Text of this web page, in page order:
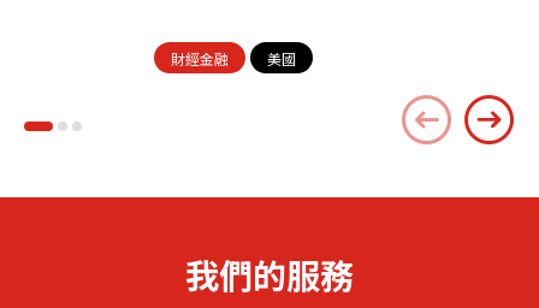
財經金融 美國
我們的服務